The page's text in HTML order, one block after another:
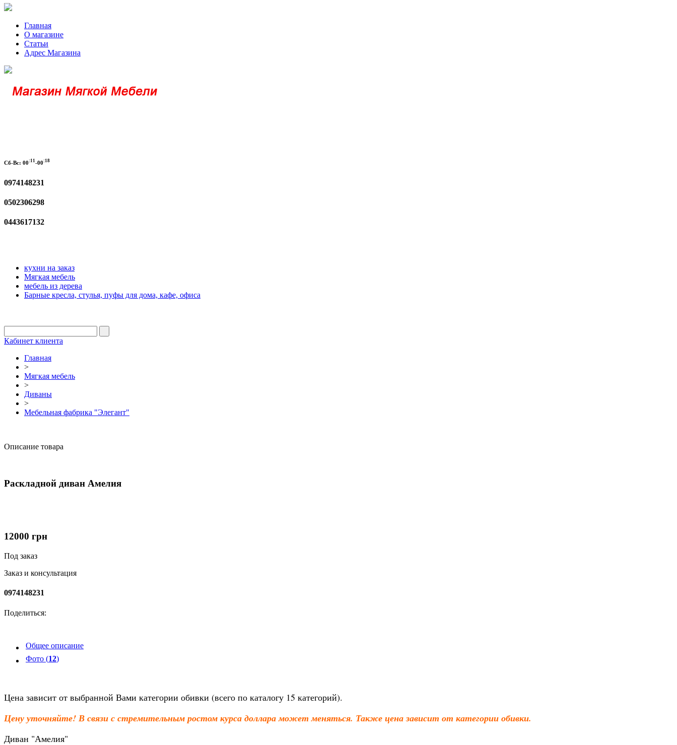
Главная
О магазине
Статьи
Адрес Магазина
Сб-Вс: 00:11 -00:18
0974148231
0502306298
0443617132
кухни на заказ
Мягкая мебель
мебель из дерева
Барные кресла, стулья, пуфы для дома, кафе, офиса
Кабинет клиента
Главная
>
Мягкая мебель
>
Диваны
>
Мебельная фабрика "Элегант"
Описание товара
Раскладной диван Амелия
12000 грн
Под заказ
Заказ и консультация
0974148231
Поделиться:
Общее описание
Фото (12)
Цена зависит от выбранной Вами категории обивки (всего по каталогу 15 категорий).
Цену уточняйте! В связи с стремительным ростом курса доллара может меняться. Также цена зависит от категории обивки.
Диван "Амелия"